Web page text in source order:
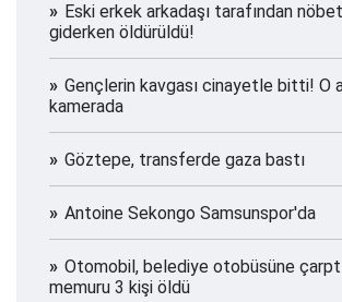
Eski erkek arkadaşı tarafından
giderken öldürüldü!
Gençlerin kavgası cinayetle bitti! O
kamerada
Göztepe, transferde gaza bastı
Antoine Sekongo Samsunspor'da
Otomobil, belediye otobüsüne
memuru 3 kişi öldü